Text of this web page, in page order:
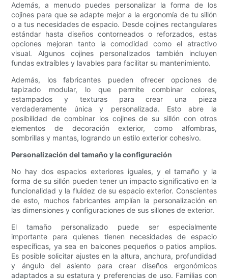
Además, a menudo puedes personalizar la forma de los
cojines para que se adapte mejor a la ergonomía de tu sillón
o a tus necesidades de espacio. Desde cojines rectangulares
estándar hasta diseños contorneados o reforzados, estas
opciones mejoran tanto la comodidad como el atractivo
visual. Algunos cojines personalizados también incluyen
fundas extraíbles y lavables para facilitar su mantenimiento.
Además, los fabricantes pueden ofrecer opciones de
tapizado modular, lo que permite combinar colores,
estampados y texturas para crear una pieza
verdaderamente única y personalizada. Esto abre la
posibilidad de combinar los cojines de su sillón con otros
elementos de decoración exterior, como alfombras,
sombrillas y mantas, logrando un estilo exterior cohesivo.
Personalización del tamaño y la configuración
No hay dos espacios exteriores iguales, y el tamaño y la
forma de su sillón pueden tener un impacto significativo en la
funcionalidad y la fluidez de su espacio exterior. Conscientes
de esto, muchos fabricantes amplían la personalización en
las dimensiones y configuraciones de sus sillones de exterior.
El tamaño personalizado puede ser especialmente
importante para quienes tienen necesidades de espacio
específicas, ya sea en balcones pequeños o patios amplios.
Es posible solicitar ajustes en la altura, anchura, profundidad
y ángulo del asiento para crear diseños ergonómicos
adaptados a su estatura y preferencias de uso. Familias con